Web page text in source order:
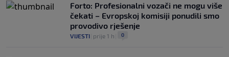
Forto: Profesionalni vozači ne mogu više
čekati – Evropskoj komisiji ponudili smo
provodivo rješenje
VIJESTI prije 1 h 0